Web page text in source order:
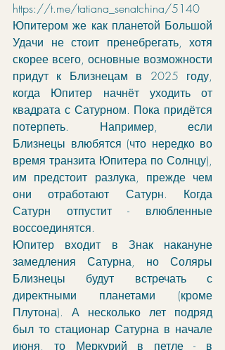
https://t.me/tatiana_senatchina/5140
Юпитером же как планетой Большой
Удачи не стоит пренебрегать, хотя
скорее всего, основные возможности
придут к Близнецам в 2025 году,
когда Юпитер начнёт уходить от
квадрата с Сатурном. Пока придётся
потерпеть. Например, если
Близнецы влюбятся (что нередко во
время транзита Юпитера по Солнцу),
им предстоит разлука, прежде чем
они отработают Сатурн. Когда
Сатурн отпустит - влюбленные
воссоединятся.
Юпитер входит в Знак накануне
замедления Сатурна, но Соляры
Близнецы будут встречать с
директными планетами (кроме
Плутона). А несколько лет подряд
был то стационар Сатурна в начале
июня, то Меркурий в петле - в